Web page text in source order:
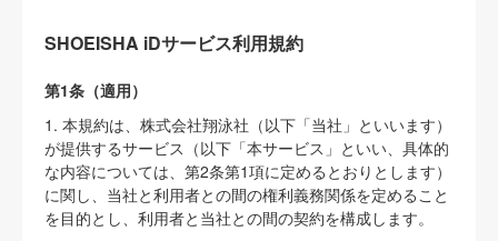
SHOEISHA iDサービス利用規約
第1条（適用）
1. 本規約は、株式会社翔泳社（以下「当社」といいます）
が提供するサービス（以下「本サービス」といい、具体的
な内容については、第2条第1項に定めるとおりとします）
に関し、当社と利用者との間の権利義務関係を定めること
を目的とし、利用者と当社との間の契約を構成します。